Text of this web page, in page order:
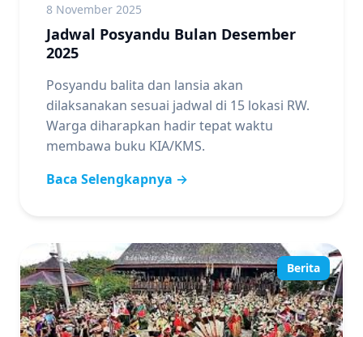
8 November 2025
Jadwal Posyandu Bulan Desember
2025
Posyandu balita dan lansia akan
dilaksanakan sesuai jadwal di 15 lokasi RW.
Warga diharapkan hadir tepat waktu
membawa buku KIA/KMS.
Baca Selengkapnya →
Berita